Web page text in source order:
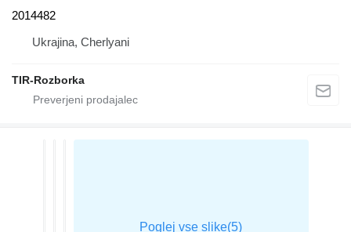
2014482
Ukrajina, Cherlyani
TIR-Rozborka